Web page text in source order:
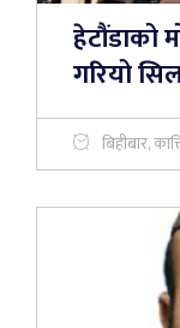
हेटौंडाको
गरियो
बिहीबार,